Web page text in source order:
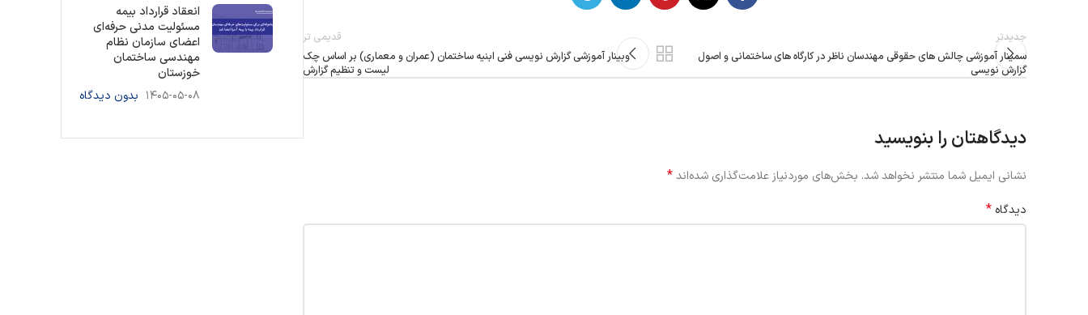
جدیدتر
سمینار آموزشی چالش های حقوقی مهندسان ناظر در کارگاه های ساختمانی و اصول
گزارش نویسی
قدیمی تر
وبینار آموزشی گزارش نویسی فنی ابنیه ساختمان (عمران و معماری) بر اساس چک
لیست و تنظیم گزارش
دیدگاهتان را بنویسید
نشانی ایمیل شما منتشر نخواهد شد. بخش‌های موردنیاز علامت‌گذاری شده‌اند*
دیدگاه *
انعقاد قرارداد بیمه
مسئولیت مدنی حرفه‌ای
اعضای سازمان نظام
مهندسی ساختمان
خوزستان
۱۴۰۵-۰۵-۰۸ بدون دیدگاه